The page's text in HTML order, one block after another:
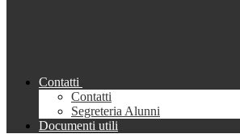
Contatti
Contatti
Segreteria Alunni
Documenti utili